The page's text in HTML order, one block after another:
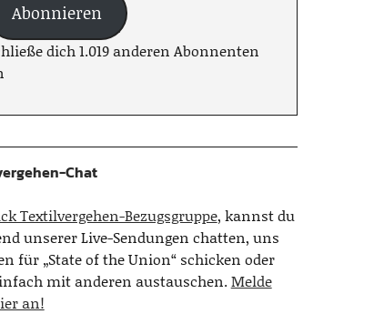
Abonnieren
dich 1.019 anderen Abonnenten
Chat
Textilvergehen-Bezugsgruppe, kannst du
unserer Live-Sendungen chatten, uns
für „State of the Union“ schicken oder
mit anderen austauschen.Melde
an!